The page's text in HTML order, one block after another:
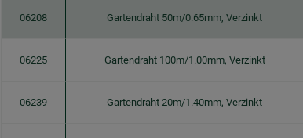
06208 Gartendraht 50m/0.65mm, Verzinkt
06225 Gartendraht 100m/1.00mm, Verzinkt
06239 Gartendraht 20m/1.40mm, Verzinkt